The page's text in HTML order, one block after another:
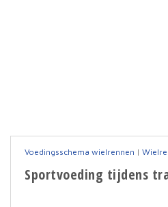
Voedingsschema wielrennen |
Sportvoeding tijdens